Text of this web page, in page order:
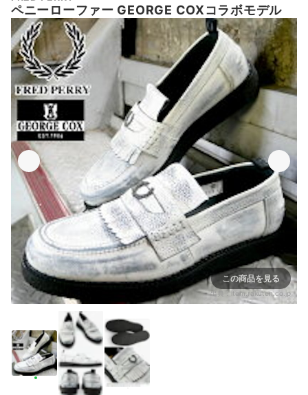
ペニーローファー GEORGE COXコラボモデル
この商品を見る
出典： item.rakuten.co.jp